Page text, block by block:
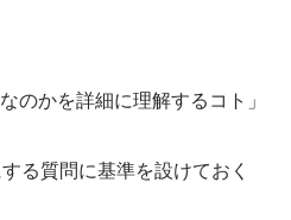
のかを詳細に理解するコト」
る質問に基準を設けておく